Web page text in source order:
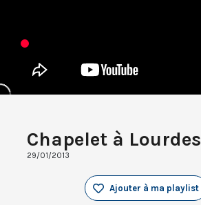
Chapelet à Lourdes
29/01/2013
Ajouter à ma playlist